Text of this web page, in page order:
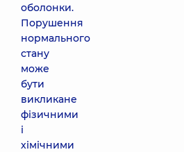
оболонки.
Порушення
нормального
стану
може
бути
викликане
фізичними
і
хімічними